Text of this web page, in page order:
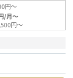
円～
/月～
円～